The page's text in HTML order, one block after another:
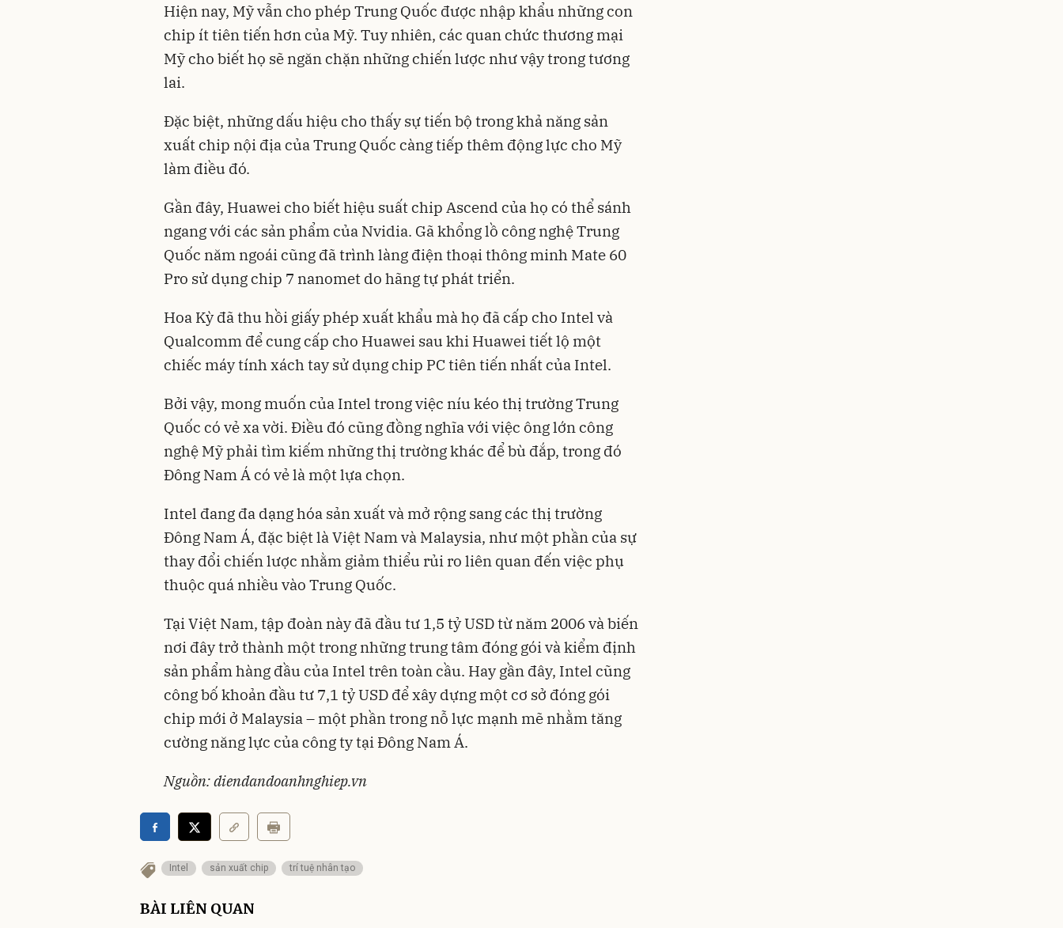
Hiện nay, Mỹ vẫn cho phép Trung Quốc được nhập khẩu những con
chip ít tiên tiến hơn của Mỹ. Tuy nhiên, các quan chức thương mại
Mỹ cho biết họ sẽ ngăn chặn những chiến lược như vậy trong tương
lai.
Đặc biệt, những dấu hiệu cho thấy sự tiến bộ trong khả năng sản
xuất chip nội địa của Trung Quốc càng tiếp thêm động lực cho Mỹ
làm điều đó.
Gần đây, Huawei cho biết hiệu suất chip Ascend của họ có thể sánh
ngang với các sản phẩm của Nvidia. Gã khổng lồ công nghệ Trung
Quốc năm ngoái cũng đã trình làng điện thoại thông minh Mate 60
Pro sử dụng chip 7 nanomet do hãng tự phát triển.
Hoa Kỳ đã thu hồi giấy phép xuất khẩu mà họ đã cấp cho Intel và
Qualcomm để cung cấp cho Huawei sau khi Huawei tiết lộ một
chiếc máy tính xách tay sử dụng chip PC tiên tiến nhất của Intel.
Bởi vậy, mong muốn của Intel trong việc níu kéo thị trường Trung
Quốc có vẻ xa vời. Điều đó cũng đồng nghĩa với việc ông lớn công
nghệ Mỹ phải tìm kiếm những thị trường khác để bù đắp, trong đó
Đông Nam Á có vẻ là một lựa chọn.
Intel đang đa dạng hóa sản xuất và mở rộng sang các thị trường
Đông Nam Á, đặc biệt là Việt Nam và Malaysia, như một phần của sự
thay đổi chiến lược nhằm giảm thiểu rủi ro liên quan đến việc phụ
thuộc quá nhiều vào Trung Quốc.
Tại Việt Nam, tập đoàn này đã đầu tư 1,5 tỷ USD từ năm 2006 và biến
nơi đây trở thành một trong những trung tâm đóng gói và kiểm định
sản phẩm hàng đầu của Intel trên toàn cầu. Hay gần đây, Intel cũng
công bố khoản đầu tư 7,1 tỷ USD để xây dựng một cơ sở đóng gói
chip mới ở Malaysia – một phần trong nỗ lực mạnh mẽ nhằm tăng
cường năng lực của công ty tại Đông Nam Á.
Nguồn: diendandoanhnghiep.vn
Intel sản xuất chip trí tuệ nhân tạo
BÀI LIÊN QUAN